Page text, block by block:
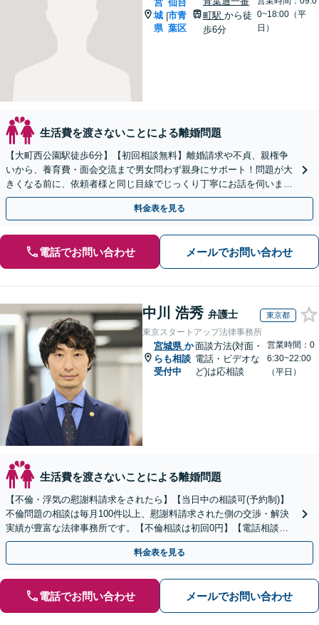
宮
城
県
|
仙台
市青
葉区
町駅 から徒
歩6分
0~18:00（平
日）
生活費を渡さないことによる離婚問題
【大町西公園駅徒歩6分】【初回相談無料】離婚請求や不貞、親権争
いから、養育費・面会交流まで男女問わず親身にサポート！問題が大
きくなる前に、依頼者様と同じ目線でじっくり丁寧にお話を伺いま
す。お気軽にご相談ください【電話・メール・WEB相談可】
料金表を見る
電話でお問い合わせ メールでお問い合わせ
中川 浩秀 弁護士 東京都
東京スタートアップ法律事務所
宮城県 か
らも相談
受付中
面談方法(対面・
電話・ビデオな
ど)は応相談
営業時間：0
6:30~22:00
（平日）
生活費を渡さないことによる離婚問題
【不倫・浮気の慰謝料請求をされたら】【当日中の相談可(予約制)】
不倫問題の相談は毎月100件以上、慰謝料請求された側の交渉・解決
実績が豊富な法律事務所です。【不倫相談は初回0円】【電話相談で
ご契約まで対応可/来所不要】
料金表を見る
電話でお問い合わせ メールでお問い合わせ